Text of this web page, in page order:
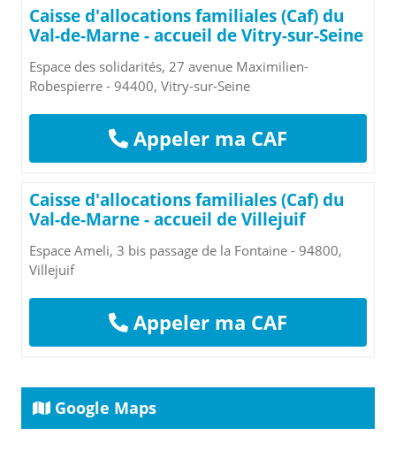
Caisse d'allocations familiales (Caf) du
Val-de-Marne - accueil de Vitry-sur-Seine
Espace des solidarités, 27 avenue Maximilien-
Robespierre - 94400, Vitry-sur-Seine
Appeler ma CAF
Caisse d'allocations familiales (Caf) du
Val-de-Marne - accueil de Villejuif
Espace Ameli, 3 bis passage de la Fontaine - 94800,
Villejuif
Appeler ma CAF
Google Maps